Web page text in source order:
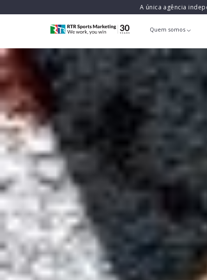
A única agência
Quem somos